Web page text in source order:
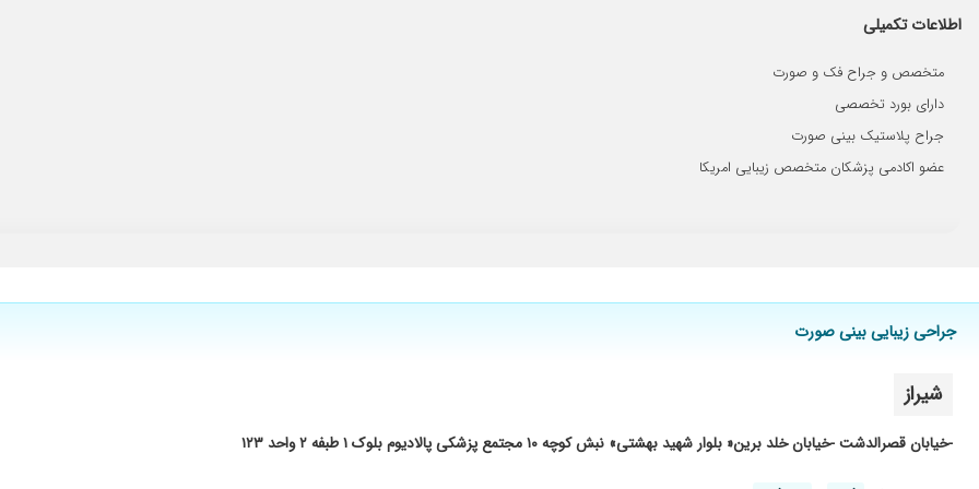
رو میبوسم.
دکتر عالی هستند
بسیار مطب منظم بود دکترومنشی هم خوش اخلاق بودن زیباجویانی هم عمل کرده بودن همه راضی بودن ولی متآسفانه عمل من رو قبول نکردن وگفتن
ویزیت شده و منتظر عمل هستم
اطلاعات تکمیلی
متخصص و جراح فک و صورت
دارای بورد تخصصی
جراح پلاستیک بینی صورت
عضو اکادمی پزشکان متخصص زیبایی امریکا
جراحی زیبایی بینی صورت
شیراز
-خیابان قصرالدشت -خیابان خلد برین« بلوار شهید بهشتی» نبش کوچه ۱۰ مجتمع پزشکی پالادیوم بلوک ۱ طبفه ۲ واحد ۱۲۳